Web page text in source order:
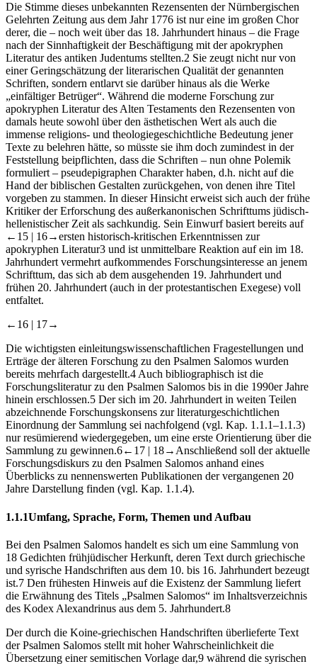
Die Stimme dieses unbekannten Rezensenten der Nürnbergischen
Gelehrten Zeitung aus dem Jahr 1776 ist nur eine im großen Chor
derer, die – noch weit über das 18. Jahrhundert hinaus – die Frage
nach der Sinnhaftigkeit der Beschäftigung mit der apokryphen
Literatur des antiken Judentums stellten.2 Sie zeugt nicht nur von
einer Geringschätzung der literarischen Qualität der genannten
Schriften, sondern entlarvt sie darüber hinaus als die Werke
„einfältiger Betrüger“. Während die moderne Forschung zur
apokryphen Literatur des Alten Testaments den Rezensenten von
damals heute sowohl über den ästhetischen Wert als auch die
immense religions- und theologiegeschichtliche Bedeutung jener
Texte zu belehren hätte, so müsste sie ihm doch zumindest in der
Feststellung beipflichten, dass die Schriften – nun ohne Polemik
formuliert – pseudepigraphen Charakter haben, d.h. nicht auf die
Hand der biblischen Gestalten zurückgehen, von denen ihre Titel
vorgeben zu stammen. In dieser Hinsicht erweist sich auch der frühe
Kritiker der Erforschung des außerkanonischen Schrifttums jüdisch-
hellenistischer Zeit als sachkundig. Sein Einwurf basiert bereits auf
←15 | 16→ersten historisch-kritischen Erkenntnissen zur
apokryphen Literatur3 und ist unmittelbare Reaktion auf ein im 18.
Jahrhundert vermehrt aufkommendes Forschungsinteresse an jenem
Schrifttum, das sich ab dem ausgehenden 19. Jahrhundert und
frühen 20. Jahrhundert (auch in der protestantischen Exegese) voll
entfaltet.
←16 | 17→
Die wichtigsten einleitungswissenschaftlichen Fragestellungen und
Erträge der älteren Forschung zu den Psalmen Salomos wurden
bereits mehrfach dargestellt.4 Auch bibliographisch ist die
Forschungsliteratur zu den Psalmen Salomos bis in die 1990er Jahre
hinein erschlossen.5 Der sich im 20. Jahrhundert in weiten Teilen
abzeichnende Forschungskonsens zur literaturgeschichtlichen
Einordnung der Sammlung sei nachfolgend (vgl. Kap. 1.1.1–1.1.3)
nur resümierend wiedergegeben, um eine erste Orientierung über die
Sammlung zu gewinnen.6←17 | 18→ Anschließend soll der aktuelle
Forschungsdiskurs zu den Psalmen Salomos anhand eines
Überblicks zu nennenswerten Publikationen der vergangenen 20
Jahre Darstellung finden (vgl. Kap. 1.1.4).
1.1.1Umfang, Sprache, Form, Themen und Aufbau
Bei den Psalmen Salomos handelt es sich um eine Sammlung von
18 Gedichten frühjüdischer Herkunft, deren Text durch griechische
und syrische Handschriften aus dem 10. bis 16. Jahrhundert bezeugt
ist.7 Den frühesten Hinweis auf die Existenz der Sammlung liefert
die Erwähnung des Titels „Psalmen Salomos“ im Inhaltsverzeichnis
des Kodex Alexandrinus aus dem 5. Jahrhundert.8
Der durch die Koine-griechischen Handschriften überlieferte Text
der Psalmen Salomos stellt mit hoher Wahrscheinlichkeit die
Übersetzung einer semitischen Vorlage dar,9 während die syrischen